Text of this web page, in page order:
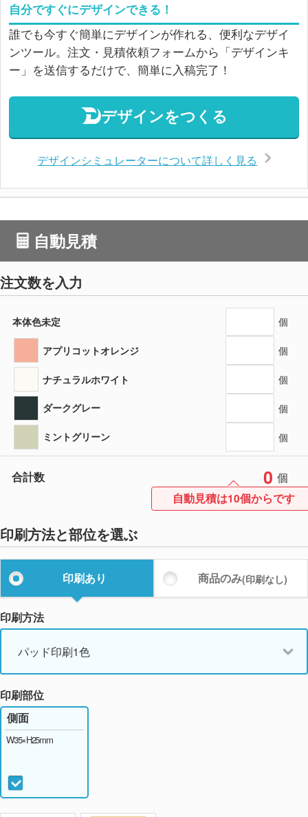
自分ですぐにデザインできる！
誰でも今すぐ簡単にデザインが作れる、便利なデザイ
ンツール。注文・見積依頼フォームから「デザインキ
ー」を送信するだけで、簡単に入稿完了！
デザインをつくる
デザインシミュレーターについて詳しく見る
自動見積
注文数を入力
本体色未定 個
アプリコットオレンジ 個
ナチュラルホワイト 個
ダークグレー 個
ミントグリーン 個
合計数 0 個
自動見積は10個からです
印刷方法と部位を選ぶ
印刷あり 商品のみ(印刷なし)
印刷方法
パッド印刷1色
印刷部位
側面
W35×H25mm